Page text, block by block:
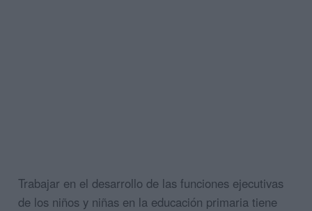
Trabajar en el desarrollo de las funciones ejecutivas
de los niños y niñas en la educación primaria tiene